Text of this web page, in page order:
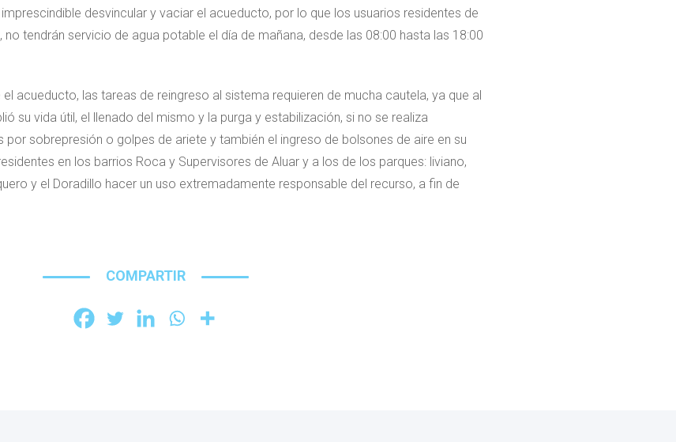
desvincular y vaciar el acueducto, por lo que los usuarios residentes de
tendrán servicio de agua potable el día de mañana, desde las 08:00 hasta las 18:00
acueducto, las tareas de reingreso al sistema requieren de mucha cautela, ya que al
su vida útil, el llenado del mismo y la purga y estabilización, si no se realiza
por sobrepresión o golpes de ariete y también el ingreso de bolsones de aire en su
en los barrios Roca y Supervisores de Aluar y a los de los parques: liviano,
y el Doradillo hacer un uso extremadamente responsable del recurso, a fin de
COMPARTIR